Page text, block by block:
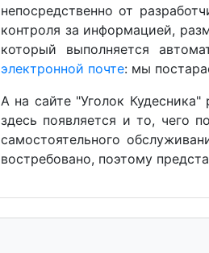
непосредственно от
контроля за информацией,
который выполняется
электронной почте: мы
А на сайте "Уголок
здесь появляется и то, чего
самостоятельного
востребовано, поэтому